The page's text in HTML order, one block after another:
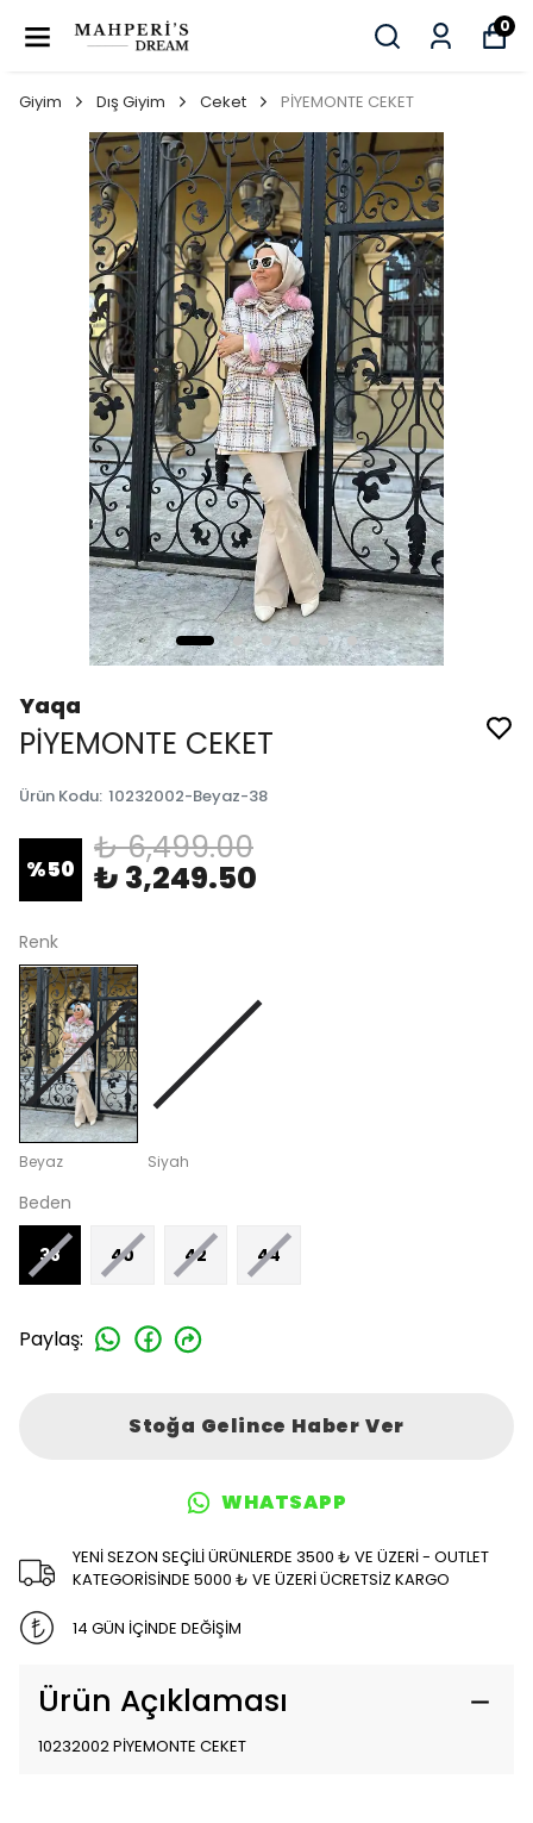
0
Giyim Dış Giyim Ceket PİYEMONTE CEKET
Yaqa
PİYEMONTE CEKET
Ürün Kodu: 10232002-Beyaz-38
%50
₺ 6,499.00
₺ 3,249.50
Renk
Beyaz Siyah
Beden
38 40 42 44
Paylaş:
Stoğa Gelince Haber Ver
WHATSAPP
YENİ SEZON SEÇİLİ ÜRÜNLERDE 3500 ₺ VE ÜZERİ - OUTLET
KATEGORİSİNDE 5000 ₺ VE ÜZERİ ÜCRETSİZ KARGO
14 GÜN İÇİNDE DEĞİŞİM
Ürün Açıklaması
10232002 PİYEMONTE CEKET